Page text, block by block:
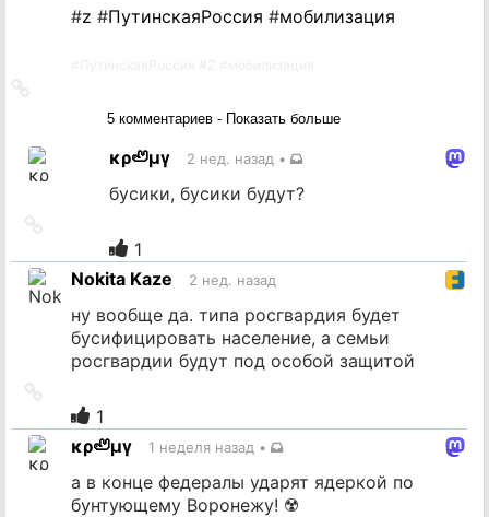
#z #ПутинскаяРоссия #мобилизация
5 комментариев - Показать больше
κρ🦥μγ 2 нед. назад •
бусики, бусики будут?
источник
1
Nokita Kaze
2 нед. назад
ну вообще да. типа росгвардия будет
бусифицировать население, а семьи
росгвардии будут под особой защитой
источник
1
κρ🦥μγ
1 неделя назад •
а в конце федералы ударят ядеркой по
бунтующему Воронежу! ☢️